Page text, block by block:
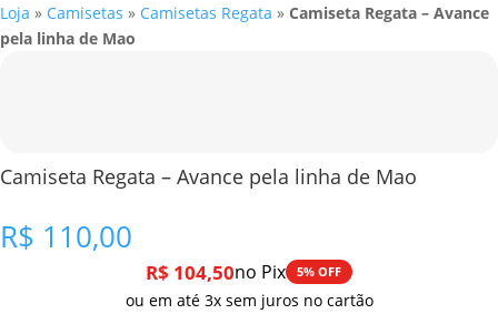
Loja » Camisetas » Camisetas Regata » Camiseta Regata – Avance
pela linha de Mao
Camiseta Regata – Avance pela linha de Mao
R$ 110,00
R$ 104,50no Pix 5% OFF
ou em até 3x sem juros no cartão